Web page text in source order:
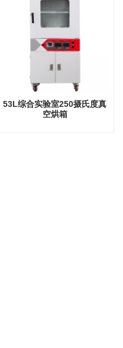
53L综合实验室250摄氏度真
空烘箱